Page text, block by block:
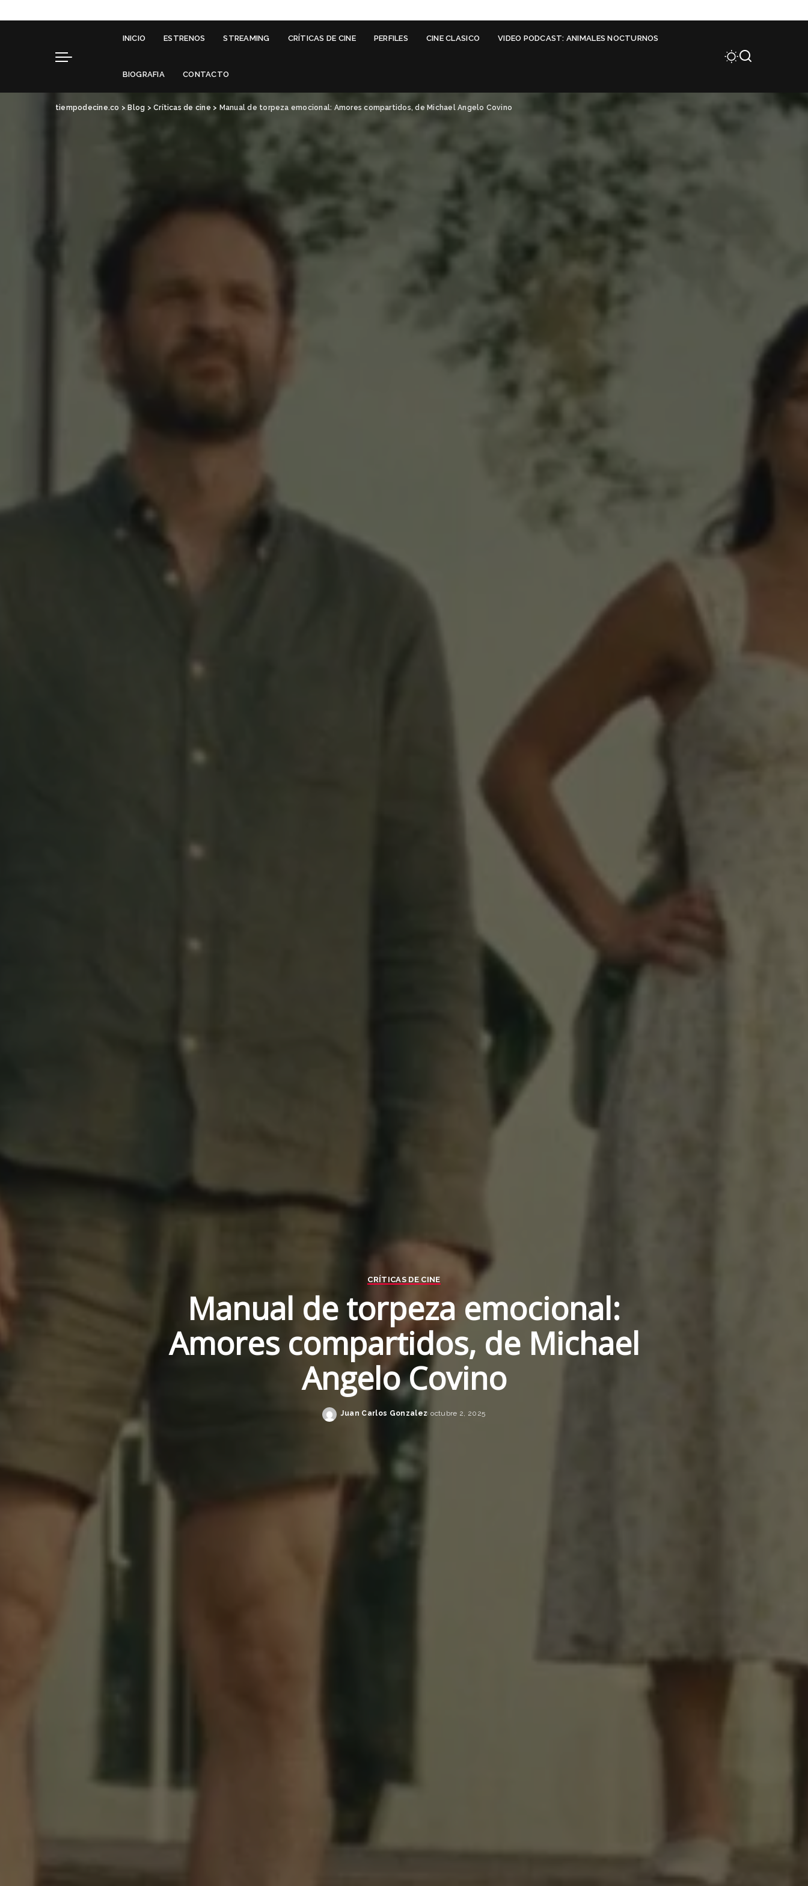
INICIO ESTRENOS STREAMING CRÍTICAS DE CINE PERFILES CINE CLASICO VIDEO PODCAST: ANIMALES NOCTURNOS
BIOGRAFIA CONTACTO
tiempodecine.co > Blog >Críticas de cine > Manual de torpeza emocional: Amores compartidos, de Michael Angelo Covino
CRÍTICAS DE CINE
Manual de torpeza emocional:
Amores compartidos, de Michael
Angelo Covino
Posted
Juan Carlos Gonzalez octubre 2, 2025